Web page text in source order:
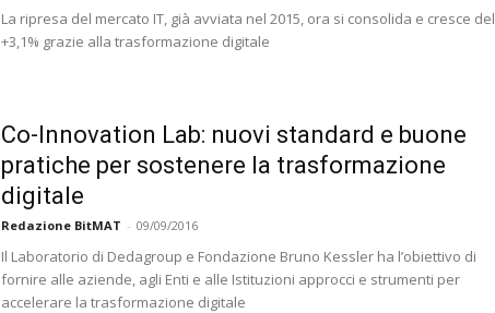
La ripresa del mercato IT, già avviata nel 2015, ora si consolida e cresce del
+3,1% grazie alla trasformazione digitale
Co-Innovation Lab: nuovi standard e buone
pratiche per sostenere la trasformazione
digitale
Redazione BitMAT - 09/09/2016
Il Laboratorio di Dedagroup e Fondazione Bruno Kessler ha l’obiettivo di
fornire alle aziende, agli Enti e alle Istituzioni approcci e strumenti per
accelerare la trasformazione digitale